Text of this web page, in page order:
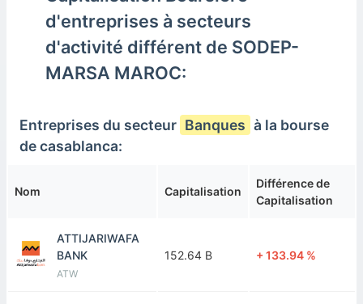
d'entreprises à secteurs
d'activité différent de SODEP-
MARSA MAROC:
Entreprises du secteur Banques à la bourse
de casablanca:
Nom Capitalisation
Différence de
Capitalisation
ATTIJARIWAFA
BANK
ATW
152.64 B + 133.94 %